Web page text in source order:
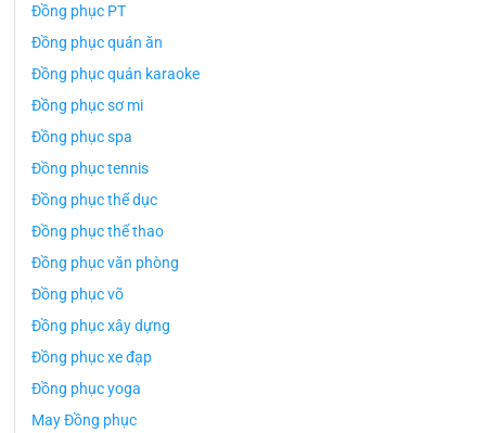
Đồng phục PT
Đồng phục quán ăn
Đồng phục quán karaoke
Đồng phục sơ mi
Đồng phục spa
Đồng phục tennis
Đồng phục thể dục
Đồng phục thể thao
Đồng phục văn phòng
Đồng phục võ
Đồng phục xây dựng
Đồng phục xe đạp
Đồng phục yoga
May Đồng phục